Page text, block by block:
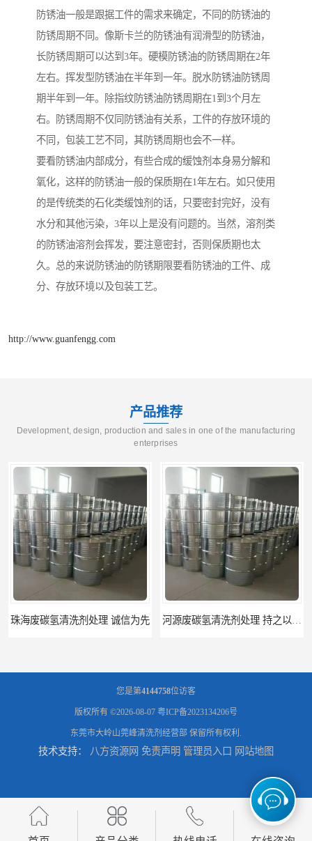
防锈油一般是跟据工件的需求来确定，不同的防锈油的
防锈周期不同。像斯卡兰的防锈油有润滑型的防锈油，
长防锈周期可以达到3年。硬模防锈油的防锈周期在2年
左右。挥发型防锈油在半年到一年。脱水防锈油防锈周
期半年到一年。除指纹防锈油防锈周期在1到3个月左
右。防锈周期不仅同防锈油有关系，工件的存放环境的
不同，包装工艺不同，其防锈周期也会不一样。
要看防锈油内部成分，有些合成的缓蚀剂本身易分解和
氧化，这样的防锈油一般的保质期在1年左右。如只使用
的是传统类的石化类缓蚀剂的话，只要密封完好，没有
水分和其他污染，3年以上是没有问题的。当然，溶剂类
的防锈油溶剂会挥发，要注意密封，否则保质期也太
久。总的来说防锈油的防锈期限要看防锈油的工件、成
分、存放环境以及包装工艺。
http://www.guanfengg.com
产品推荐
Development, design, production and sales in one of the manufacturing
enterprises
河源废碳氢清洗剂处理 持之以恒为客户服务
梅州回收废碳氢清洗剂 现款交易 惠州废白电油回收 持之以恒为客户服务
您是第4144758位访客
版权所有 ©2026-08-07 粤ICP备2023134206号
东莞市大岭山莞峰清洗剂经营部 保留所有权利.
技术支持： 八方资源网 免责声明 管理员入口 网站地图